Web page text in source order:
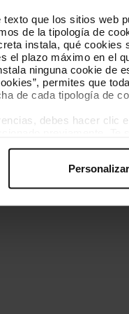
que los sitios web
de la tipología de
instala, qué cookies
el plazo máximo en el
ninguna cookie de
permites que
de cada tipología de
debes hacer clic
tus opciones de
para el
el menú de la parte
Personalizar
Gestor de cookies